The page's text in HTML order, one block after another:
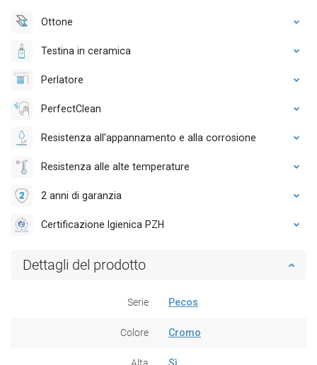
Ottone
Testina in ceramica
Perlatore
PerfectClean
Resistenza all'appannamento e alla corrosione
Resistenza alle alte temperature
2 anni di garanzia
Certificazione Igienica PZH
Dettagli del prodotto
Serie Pecos
Colore Cromo
Alta Sì